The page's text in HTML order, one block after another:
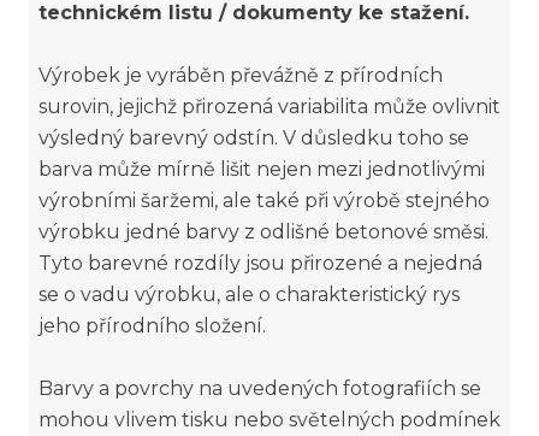
technickém listu / dokumenty ke stažení.
Výrobek je vyráběn převážně z přírodních
surovin, jejichž přirozená variabilita může ovlivnit
výsledný barevný odstín. V důsledku toho se
barva může mírně lišit nejen mezi jednotlivými
výrobními šaržemi, ale také při výrobě stejného
výrobku jedné barvy z odlišné betonové směsi.
Tyto barevné rozdíly jsou přirozené a nejedná
se o vadu výrobku, ale o charakteristický rys
jeho přírodního složení.
Barvy a povrchy na uvedených fotografiích se
mohou vlivem tisku nebo světelných podmínek